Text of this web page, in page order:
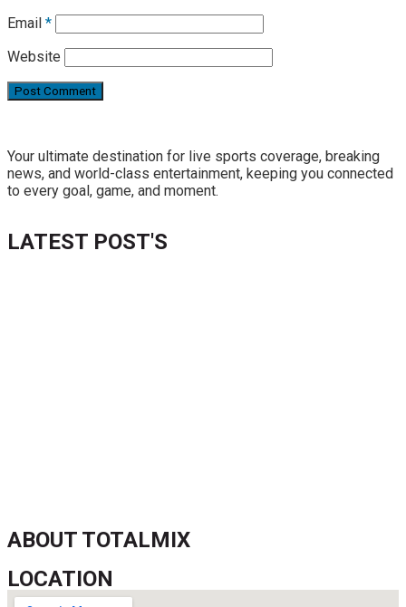
Email *
Website
Your ultimate destination for live sports coverage, breaking
news, and world-class entertainment, keeping you connected
to every goal, game, and moment.
LATEST POST'S
ABOUT TOTALMIX
LOCATION